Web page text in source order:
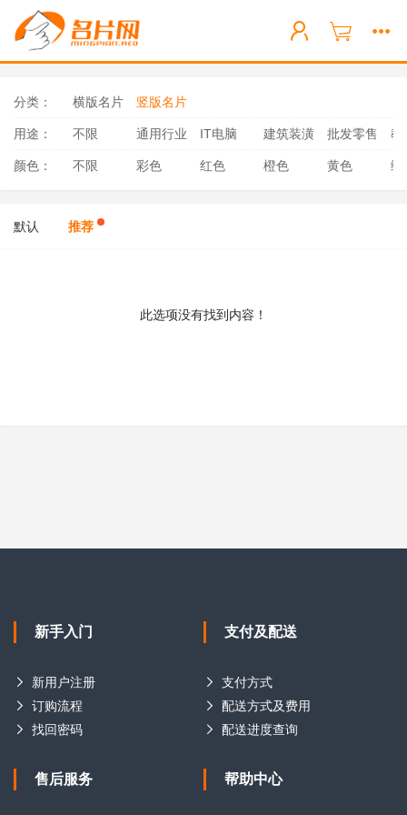
分类： 横版名片 竖版名片
用途： 不限 通用行业 IT电脑 建筑装潢 批发零售 教
颜色： 不限 彩色 红色 橙色 黄色 绿
默认 推荐
此选项没有找到内容！
新手入门
新用户注册
订购流程
找回密码
支付及配送
支付方式
配送方式及费用
配送进度查询
售后服务 帮助中心